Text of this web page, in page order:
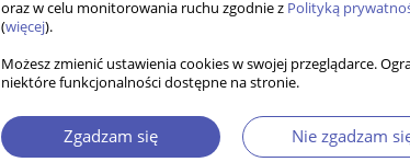
oraz w celu monitorowania ruchu zgodnie z Polityką
(więcej).
Możesz zmienić ustawienia cookies w swojej przeglądarce.
niektóre funkcjonalności dostępne na stronie.
Zgadzam się Nie zgadzam